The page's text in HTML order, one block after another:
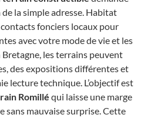
la simple adresse. Habitat
contacts fonciers locaux pour
avec votre mode de vie et les
les terrains peuvent
des expositions différentes et
lecture technique. L’objectif est
Romillé qui laisse une marge
mauvaise surprise. Cette